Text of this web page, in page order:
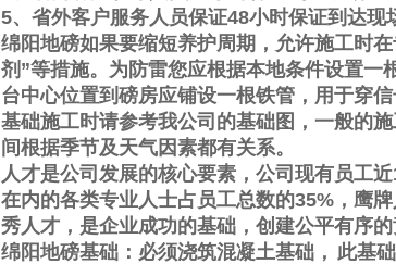
5、省外客户服务人员保证48小时保证到达现
绵阳地磅如果要缩短养护周期，允许施工时
剂 ”等措施。为防雷您应根据本地条件设置一
台中心位置到磅房应铺设一根铁管，用于穿信
基础施工时请参考我公司的基础图，一般的
间根据季节及天气因素都有关系。
人才是公司发展的核心要素，公司现有员工近
在内的各类专业人士占员工总数的35% ，鹰
秀人才，是企业成功的基础，创建公平有序
绵阳地磅基础：必须浇筑混凝土基础， 此基